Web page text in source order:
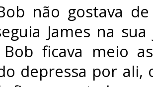
não gostava
James na
ficava meio
depressa por